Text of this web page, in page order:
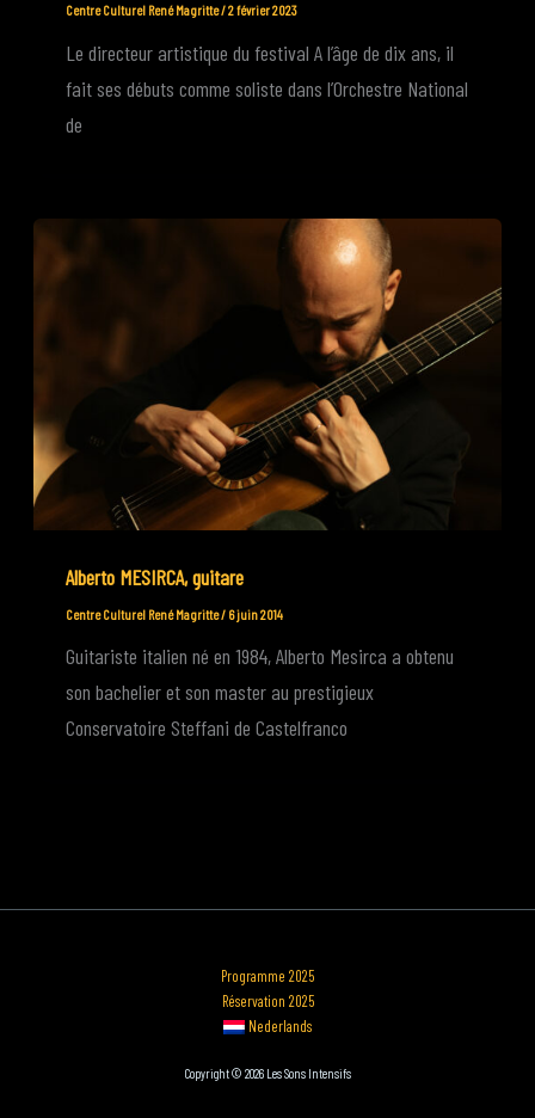
Centre Culturel René Magritte/2 février 2023
Le directeur artistique du festival A l’âge de dix ans, il
fait ses débuts comme soliste dans l’Orchestre National
de
Alberto MESIRCA, guitare
Centre Culturel René Magritte/ 6 juin 2014
Guitariste italien né en 1984, Alberto Mesirca a obtenu
son bachelier et son master au prestigieux
Conservatoire Steffani de Castelfranco
Programme 2025
Réservation 2025
Nederlands
Copyright © 2026 Les Sons Intensifs